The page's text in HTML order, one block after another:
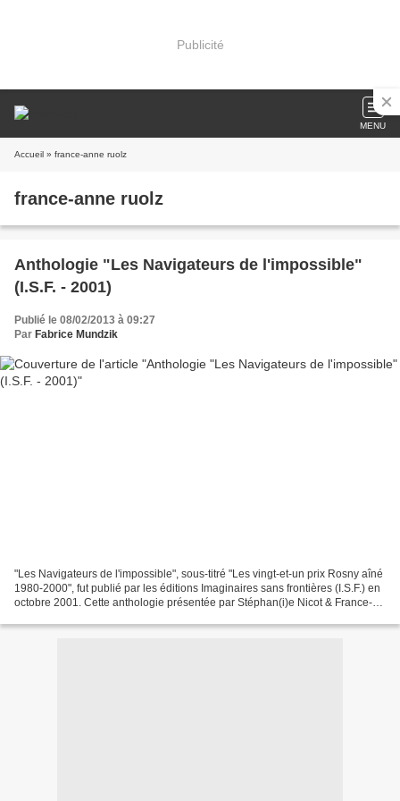
Publicité
MENU
Accueil » france-anne ruolz
france-anne ruolz
Anthologie "Les Navigateurs de l'impossible"
(I.S.F. - 2001)
Publié le 08/02/2013 à 09:27
Par Fabrice Mundzik
"Les Navigateurs de l'impossible", sous-titré "Les vingt-et-un prix Rosny aîné
1980-2000", fut publié par les éditions Imaginaires sans frontières (I.S.F.) en
octobre 2001. Cette anthologie présentée par Stéphan(i)e Nicot & France-